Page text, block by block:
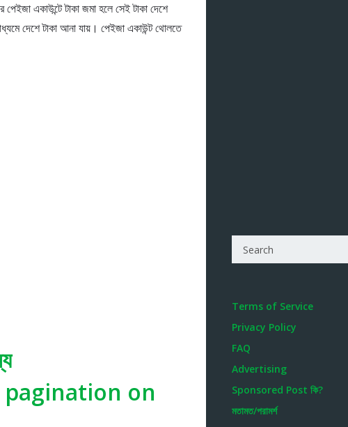
একাউন্টে টাকা জমা হলে সেই টাকা দেশে
দেশে টাকা আনা যায়। পেইজা একাউন্ট থোলতে
on
Terms of Service
Privacy Policy
FAQ
Advertising
Sponsored Post কি?
মতামত/পরামর্শ